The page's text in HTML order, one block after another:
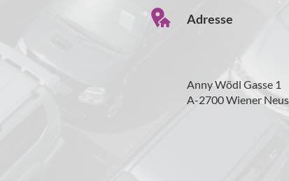
Adresse
Anny Wödl Gasse 1
A-2700 Wiener